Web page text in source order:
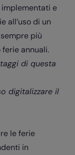
e
all’uso di un
più
annuali.
di questa
digitalizzare il
le ferie
in